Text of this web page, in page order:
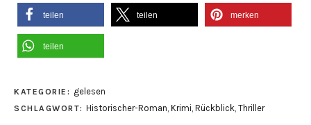
teilen teilen merken
teilen
KATEGORIE: gelesen
SCHLAGWORT: Historischer-Roman, Krimi, Rückblick, Thriller